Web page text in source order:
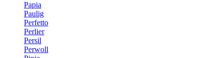
Papia
Paulig
Perfetto
Perlier
Persil
Perwoll